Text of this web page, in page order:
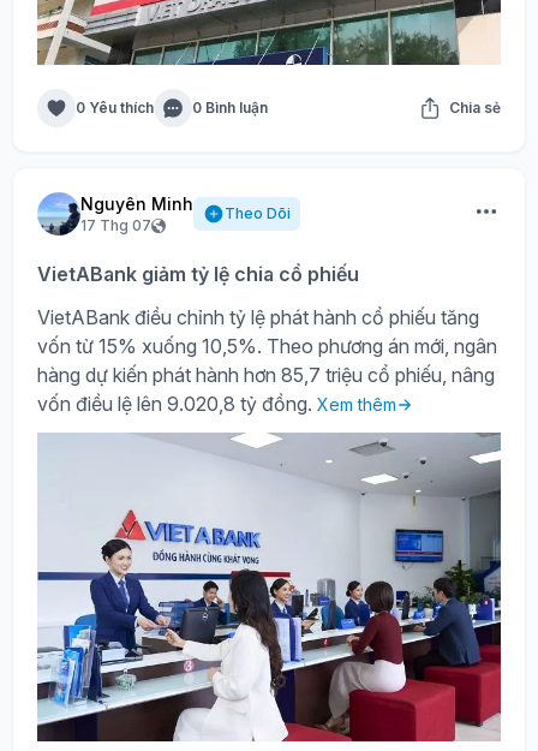
0 Yêu thích 0 Bình luận Chia sẻ
Nguyên Minh
17 Thg 07
Theo Dõi
VietABank giảm tỷ lệ chia cổ phiếu
VietABank điều chỉnh tỷ lệ phát hành cổ phiếu tăng
vốn từ 15% xuống 10,5%. Theo phương án mới, ngân
hàng dự kiến phát hành hơn 85,7 triệu cổ phiếu, nâng
vốn điều lệ lên 9.020,8 tỷ đồng. Xem thêm